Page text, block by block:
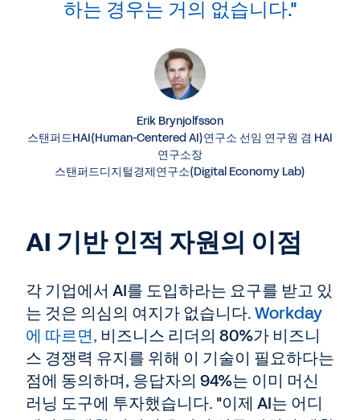
하는 경우는 거의 없습니다."
Erik Brynjolfsson
스탠퍼드HAI(Human-Centered AI)연구소 선임 연구원 겸 HAI
연구소장
스탠퍼드디지털경제연구소(Digital Economy Lab)
AI 기반 인적 자원의 이점
각 기업에서 AI를 도입하라는 요구를 받고 있
는 것은 의심의 여지가 없습니다.Workday
에 따르면, 비즈니스 리더의 80%가 비즈니
스 경쟁력 유지를 위해 이 기술이 필요하다는
점에 동의하며, 응답자의 94%는 이미 머신
러닝 도구에 투자했습니다. "이제 AI는 어디